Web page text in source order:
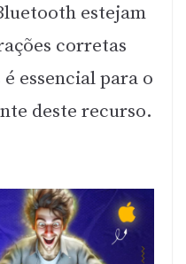
estejam
corretas
essencial para o
deste recurso.